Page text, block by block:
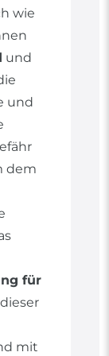
wie
und
und
dem
für
mit